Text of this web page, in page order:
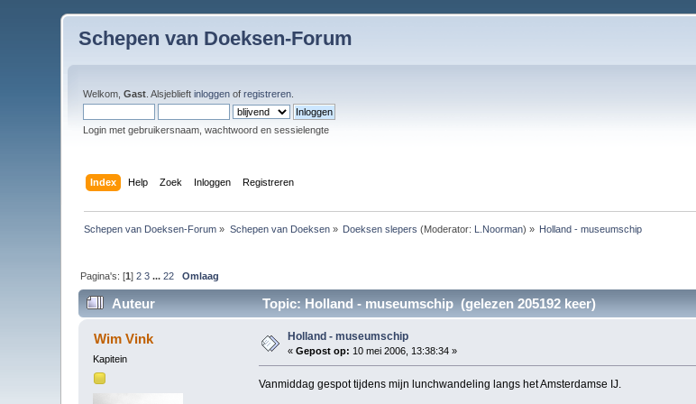
Schepen van Doeksen-Forum
Welkom,Gast . Alsjeblieftinloggen ofregistreren
Login met gebruikersnaam, wachtwoord en sessielengte
Index Help Zoek Inloggen Registreren
Schepen van Doeksen-Forum » Schepen van Doeksen» Doeksen slepers (Moderator: L.Noorman) » Holland - museumschip
Pagina's: [1]2 3 ...22 Omlaag
Auteur Topic: Holland - museumschip (gelezen 205192 keer)
Wim Vink
Kapitein
Holland - museumschip
«Gepost op: 10 mei 2006, 13:38:34 »
Vanmiddag gespot tijdens mijn lunchwandeling langs het Amsterdamse IJ.